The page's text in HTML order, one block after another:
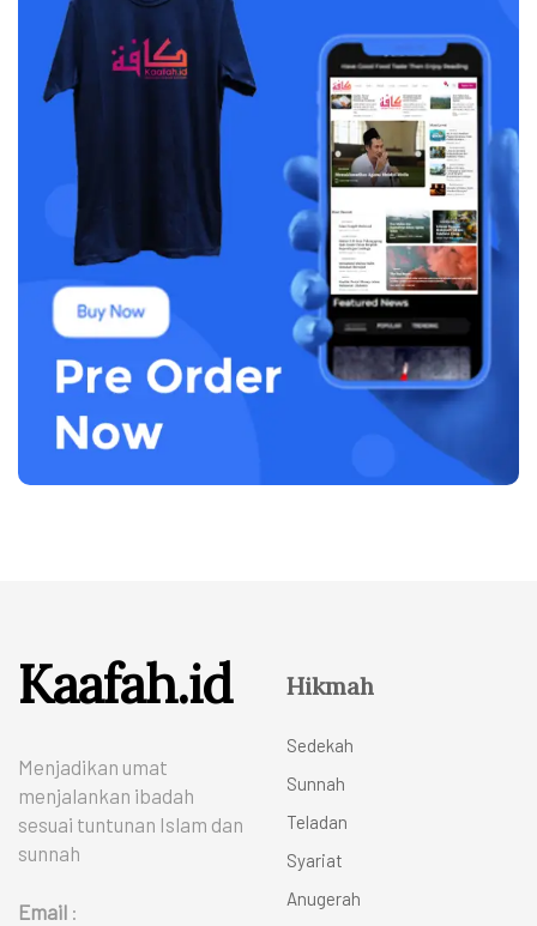
Kaafah.id
Menjadikan umat
menjalankan ibadah
sesuai tuntunan Islam dan
sunnah
Email :
Hikmah
Sedekah
Sunnah
Teladan
Syariat
Anugerah